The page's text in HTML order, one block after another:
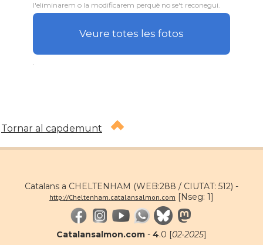
l'eliminarem o la modificarem perquè no se't reconegui.
Veure totes les fotos
Tornar al capdemunt
Catalans a CHELTENHAM (WEB:288 / CIUTAT: 512) -
http://Cheltenham.catalansalmon.com [Nseg: 1]
Catalansalmon.com - 4.0 [02·2025]